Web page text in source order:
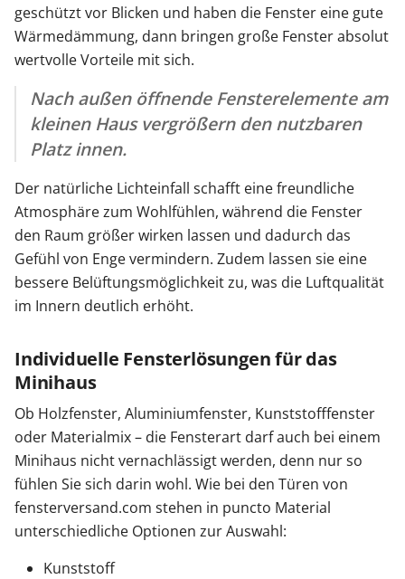
Kontakt / Hilfe
geschützt vor Blicken und haben die Fenster eine gute
Wärmedämmung, dann bringen große Fenster absolut
wertvolle Vorteile mit sich.
Nach außen öffnende Fensterelemente am
kleinen Haus vergrößern den nutzbaren
Platz innen.
Der natürliche Lichteinfall schafft eine freundliche
Atmosphäre zum Wohlfühlen, während die Fenster
den Raum größer wirken lassen und dadurch das
Gefühl von Enge vermindern. Zudem lassen sie eine
bessere Belüftungsmöglichkeit zu, was die Luftqualität
im Innern deutlich erhöht.
Individuelle Fensterlösungen für das
Minihaus
Ob Holzfenster, Aluminiumfenster, Kunststofffenster
oder Materialmix – die Fensterart darf auch bei einem
Minihaus nicht vernachlässigt werden, denn nur so
fühlen Sie sich darin wohl. Wie bei den Türen von
fensterversand.com stehen in puncto Material
unterschiedliche Optionen zur Auswahl:
Kunststoff